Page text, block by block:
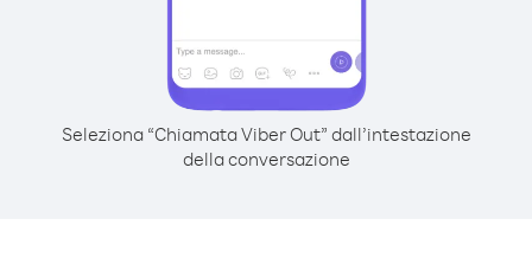
Seleziona “Chiamata Viber Out” dall’intestazione
della conversazione